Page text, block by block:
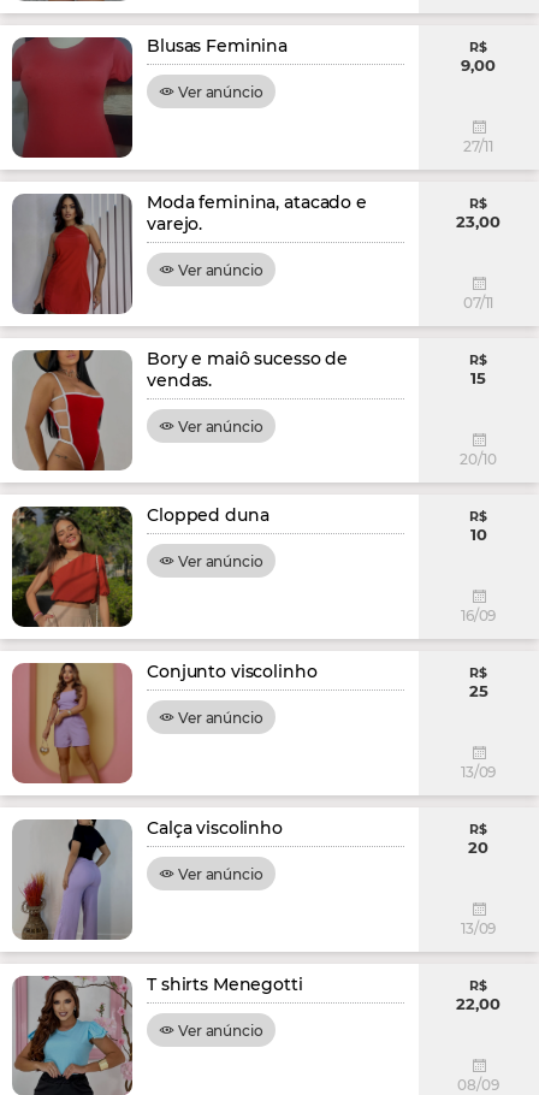
Blusas Feminina
Ver anúncio
R$
9,00
27/11
Moda feminina, atacado e
varejo.
Ver anúncio
R$
23,00
07/11
Bory e maiô sucesso de
vendas.
Ver anúncio
R$
15
20/10
Clopped duna
Ver anúncio
R$
10
16/09
Conjunto viscolinho
Ver anúncio
R$
25
13/09
Calça viscolinho
Ver anúncio
R$
20
13/09
T shirts Menegotti
Ver anúncio
R$
22,00
08/09